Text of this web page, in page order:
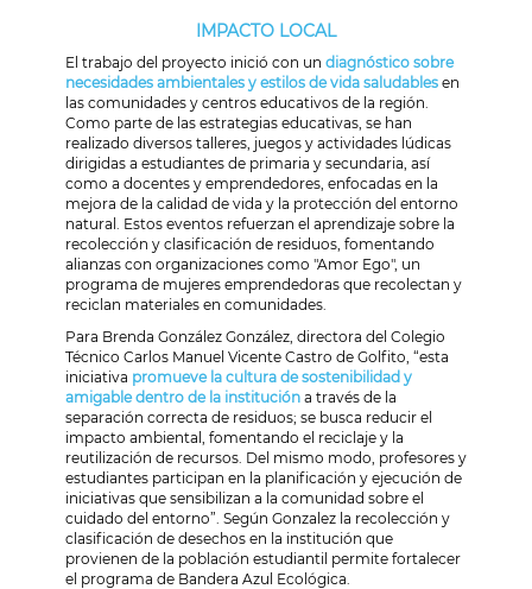
IMPACTO LOCAL
El trabajo del proyecto inició con un diagnóstico sobre
necesidades ambientales y estilos de vida saludables en
las comunidades y centros educativos de la región.
Como parte de las estrategias educativas, se han
realizado diversos talleres, juegos y actividades lúdicas
dirigidas a estudiantes de primaria y secundaria, así
como a docentes y emprendedores, enfocadas en la
mejora de la calidad de vida y la protección del entorno
natural. Estos eventos refuerzan el aprendizaje sobre la
recolección y clasificación de residuos, fomentando
alianzas con organizaciones como "Amor Ego", un
programa de mujeres emprendedoras que recolectan y
reciclan materiales en comunidades.
Para Brenda González González, directora del Colegio
Técnico Carlos Manuel Vicente Castro de Golfito, “esta
iniciativa promueve la cultura de sostenibilidad y
amigable dentro de la institución a través de la
separación correcta de residuos; se busca reducir el
impacto ambiental, fomentando el reciclaje y la
reutilización de recursos. Del mismo modo, profesores y
estudiantes participan en la planificación y ejecución de
iniciativas que sensibilizan a la comunidad sobre el
cuidado del entorno”. Según Gonzalez la recolección y
clasificación de desechos en la institución que
provienen de la población estudiantil permite fortalecer
el programa de Bandera Azul Ecológica.